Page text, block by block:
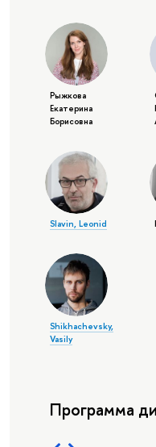
Рыжкова
Екатерина
Борисовна
Slavin, Leonid
Shikhachevsky,
Vasily
Программа